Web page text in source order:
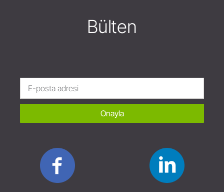
Bülten
Onayla